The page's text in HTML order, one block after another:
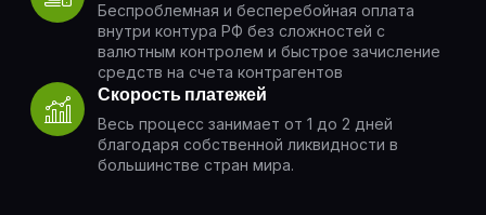
Беспроблемная и бесперебойная оплата
внутри контура РФ без сложностей с
валютным контролем и быстрое зачисление
средств на счета контрагентов
Скорость платежей
Весь процесс занимает от 1 до 2 дней
благодаря собственной ликвидности в
большинстве стран мира.